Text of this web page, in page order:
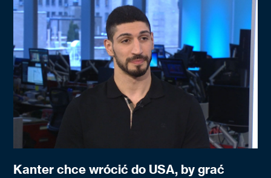
Kanter chce wrócić do USA, by grać